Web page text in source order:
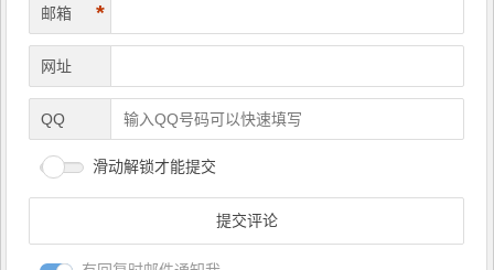
邮箱 *
网址
QQ
滑动解锁才能提交